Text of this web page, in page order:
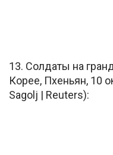
13. Солдаты на
Корее, Пхеньян, 10
Sagolj | Reuters):